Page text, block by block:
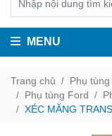
MENU
Trang chủ
Phụ
Phụ tùng Ford
XÉC MĂNG